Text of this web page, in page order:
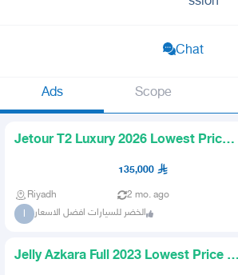
Chat
Ads Scope
Jetour T2 Luxury 2026 Lowest Price
135,000
Riyadh 2 mo. ago
ا الخضر للسيارات افضل الاسعار
Jelly Azkara Full 2023 Lowest Price in